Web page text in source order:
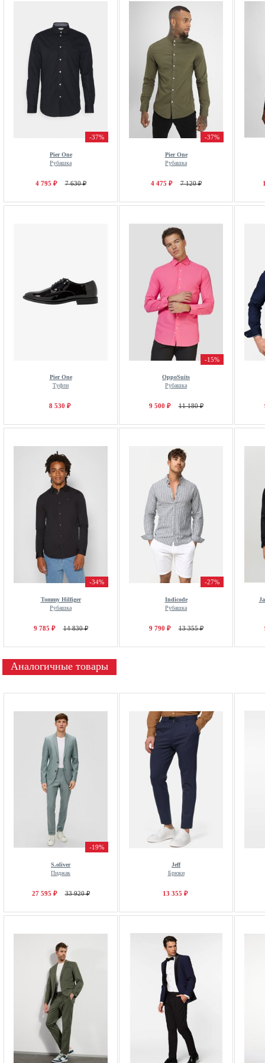
-37%
Pier One
Рубашка
4 795 ₽ 7 630 ₽
-37%
Pier One
Рубашка
4 475 ₽ 7 120 ₽
Pier One
Туфли
8 530 ₽
-15%
OppoSuits
Рубашка
9 500 ₽ 11 180 ₽
-34%
Tommy Hilfiger
Рубашка
9 785 ₽ 14 830 ₽
-27%
Indicode
Рубашка
9 790 ₽ 13 355 ₽
Аналогичные товары
-19%
S.oliver
Пиджак
27 595 ₽ 33 920 ₽
Jeff
Брюки
13 355 ₽